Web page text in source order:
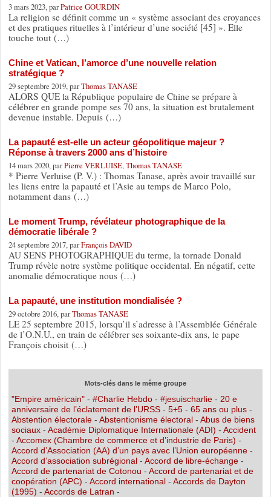
3 mars 2023, parPatrice GOURDIN
La religion se définit comme un « système associant des croyances
et des pratiques rituelles à l’intérieur d’une société [45] ». Elle
touche tout (…)
Chine et Vatican, l’amorce d’une nouvelle relation
stratégique ?
29 septembre 2019, parThomas TANASE
ALORS QUE la République populaire de Chine se prépare à
célébrer en grande pompe ses 70 ans, la situation est brutalement
devenue instable. Depuis (…)
La papauté est-elle un acteur géopolitique majeur ?
Réponse à travers 2000 ans d’histoire
14 mars 2020, parPierre VERLUISE, Thomas TANASE
* Pierre Verluise (P. V.) : Thomas Tanase, après avoir travaillé sur
les liens entre la papauté et l’Asie au temps de Marco Polo,
notamment dans (…)
Le moment Trump, révélateur photographique de la
démocratie libérale ?
24 septembre 2017, parFrançois DAVID
AU SENS PHOTOGRAPHIQUE du terme, la tornade Donald
Trump révèle notre système politique occidental. En négatif, cette
anomalie démocratique nous (…)
La papauté, une institution mondialisée ?
29 octobre 2016, parThomas TANASE
LE 25 septembre 2015, lorsqu’il s’adresse à l’Assemblée Générale
de l’O.N.U., en train de célébrer ses soixante-dix ans, le pape
François choisit (…)
Mots-clés dans le même groupe
"Empire américain"- #Charlie Hebdo- #jesuischarlie- 20 e
anniversaire de l’éclatement de l’URSS- 5+5- 65 ans ou plus-
Abstention électorale- Abstentionisme électoral- Abus de biens
sociaux- Académie Diplomatique Internationale (ADI) - Accident
- Accomex (Chambre de commerce et d’industrie de Paris) -
Accord d’Association (AA) d’un pays avec l’Union européenne-
Accord d’association subrégional- Accord de libre-échange-
Accord de partenariat de Cotonou - Accord de partenariat et de
coopération (APC) - Accord international- Accords de Dayton
(1995) - Accords de Latran -